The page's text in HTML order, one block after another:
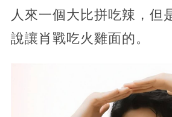
人來一個大比拼吃辣，但
說讓肖戰吃火雞面的。